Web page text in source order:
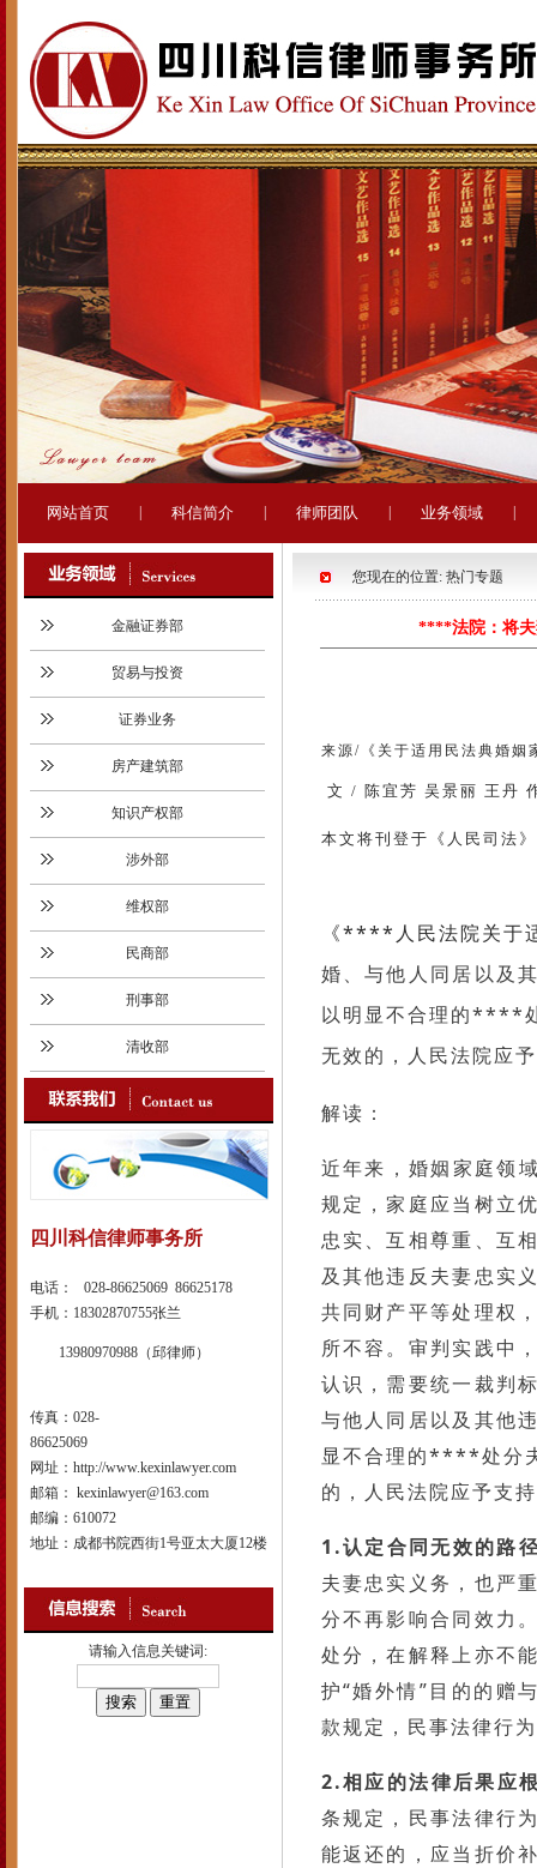
网站首页 科信简介 律师团队 业务领域
金融证券部
贸易与投资
证券业务
房产建筑部
知识产权部
涉外部
维权部
民商部
刑事部
清收部
四川科信律师事务所
电话： 028-86625069 86625178
手机：18302870755张兰
13980970988（邱律师）
传真：028-
86625069
网址：http://www.kexinlawyer.com
邮箱： kexinlawyer@163.com
邮编：610072
地址：成都书院西街1号亚太大厦12楼
请输入信息关键词:
您现在的位置: 热门专题
****法院：将夫
来源/ 《关于适用民法典婚
文 / 陈宜芳 吴景丽 王丹
本文将刊登于《人民司法
《****人民法院关于
婚、与他人同居以及
以明显不合理的****
无效的，人民法院应
解读：
近年来，婚姻家庭领
规定，家庭应当树立
忠实、互相尊重、互
及其他违反夫妻忠实
共同财产平等处理权
所不容。审判实践中
认识，需要统一裁判
与他人同居以及其他
显不合理的****处分
的，人民法院应予支
1.认定合同无效的路
夫妻忠实义务，也严
分不再影响合同效力
处分，在解释上亦不
护“婚外情”目的的
款规定，民事法律行
2.相应的法律后果应
条规定，民事法律行
能返还的，应当折价